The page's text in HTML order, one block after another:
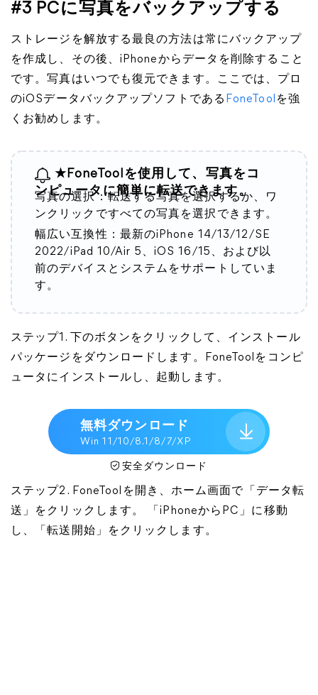
#3 PCに写真をバックアップする
ストレージを解放する最良の方法は常にバックアップ
を作成し、その後、iPhoneからデータを削除すること
です。写真はいつでも復元できます。ここでは、プロ
のiOSデータバックアップソフトである FoneTool を強
くお勧めします。
★FoneToolを使用して、写真をコ
ンピュータに簡単に転送できます。
写真の選択：転送する写真を選択するか、ワ
ンクリックですべての写真を選択できます。
幅広い互換性：最新のiPhone 14/13/12/SE
2022/iPad 10/Air 5、iOS 16/15、および以
前のデバイスとシステムをサポートしていま
す。
ステップ1. 下のボタンをクリックして、インストール
パッケージをダウンロードします。FoneToolをコンピ
ュータにインストールし、起動します。
無料ダウンロード
Win 11/10/8.1/8/7/XP
安全ダウンロード
ステップ2. FoneToolを開き、ホーム画面で「データ転
送」をクリックします。 「iPhoneからPC」に移動
し、「転送開始」をクリックします。